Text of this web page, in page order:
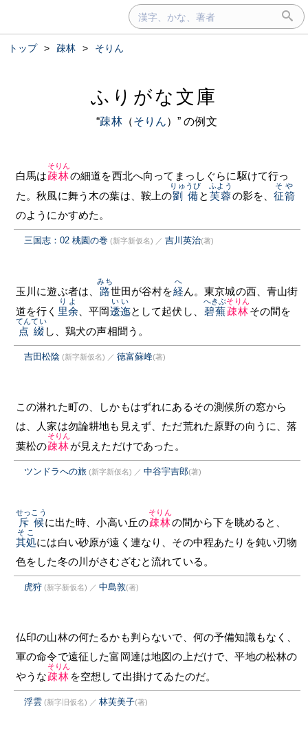
トップ > 疎林 > そりん
ふりがな文庫
“疎林（そりん）” の例文
白馬は疎林
そりん
の細道を西北へ向ってまっしぐらに駆けて行っ
た。秋風に舞う木の葉は、鞍上の劉備
りゅうび
と 芙蓉
ふよう
の影を、征箭
そや
のようにかすめた。
三国志：02 桃園の巻 (新字新仮名) ／ 吉川英治(著)
玉川に遊ぶ者は、 路
みち
世田が谷村を経
へ
ん。東京城の西、青山街
道を行く 里余
りよ
、平岡逶迤
いい
として起伏し、 碧蕪
へきぶ
疎林
そりん
その間を
点綴
てんてい
し、鶏犬の声相聞う。
吉田松陰 (新字新仮名) ／ 徳富蘇峰(著)
この淋れた町の、しかもはずれにあるその測候所の窓から
は、人家は勿論耕地も見えず、ただ荒れた原野の向うに、落
葉松の疎林
そりん
が見えただけであった。
ツンドラへの旅 (新字新仮名) ／ 中谷宇吉郎(著)
斥候
せっこう
に出た時、小高い丘の疎林
そりん
の間から下を眺めると、
其処
そこ
には白い砂原が遠く連なり、その中程あたりを鈍い刃物
色をした冬の川がさむざむと流れている。
虎狩 (新字新仮名) ／ 中島敦(著)
仏印の山林の何たるかも判らないで、何の予備知識もなく、
軍の命令で遠征した富岡達は地図の上だけで、平地の松林の
やうな疎林
そりん
を空想して出掛けてゐたのだ。
浮雲 (新字旧仮名) ／ 林芙美子(著)